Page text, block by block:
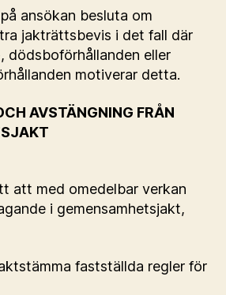
ansökan besluta om
jakträttsbevis i det fall där
dödsboförhållanden eller
motiverar detta.
AVSTÄNGNING FRÅN
att med omedelbar verkan
i gemensamhetsjakt,
fastställda regler för